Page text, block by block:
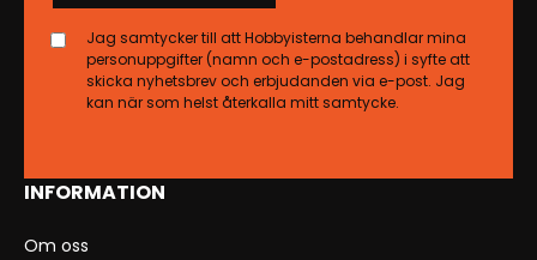
INFORMATION
Om oss
Jag samtycker till att Hobbyisterna behandlar mina
personuppgifter (namn och e-postadress) i syfte att
skicka nyhetsbrev och erbjudanden via e-post. Jag
kan när som helst återkalla mitt samtycke.